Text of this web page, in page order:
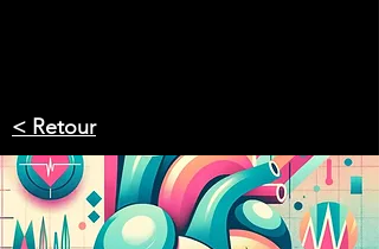
< Retour